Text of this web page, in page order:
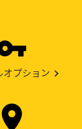
オプション